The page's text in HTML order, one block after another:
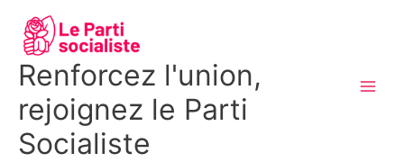
contenu
Renforcez l'union,
rejoignez le Parti
Socialiste